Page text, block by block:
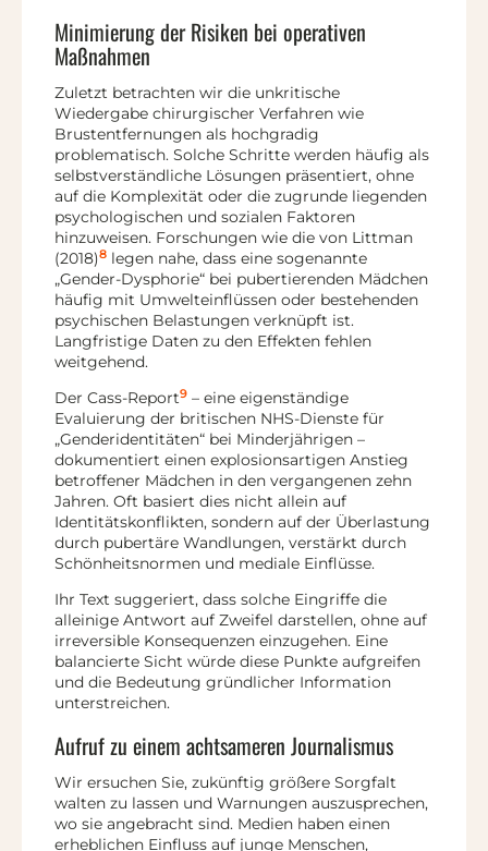
Minimierung der Risiken bei operativen
Maßnahmen
Zuletzt betrachten wir die unkritische
Wiedergabe chirurgischer Verfahren wie
Brustentfernungen als hochgradig
problematisch. Solche Schritte werden häufig als
selbstverständliche Lösungen präsentiert, ohne
auf die Komplexität oder die zugrunde liegenden
psychologischen und sozialen Faktoren
hinzuweisen. Forschungen wie die von Littman
(2018)8 legen nahe, dass eine sogenannte
„Gender-Dysphorie“ bei pubertierenden Mädchen
häufig mit Umwelteinflüssen oder bestehenden
psychischen Belastungen verknüpft ist.
Langfristige Daten zu den Effekten fehlen
weitgehend.
Der Cass-Report9 – eine eigenständige
Evaluierung der britischen NHS-Dienste für
„Genderidentitäten“ bei Minderjährigen –
dokumentiert einen explosionsartigen Anstieg
betroffener Mädchen in den vergangenen zehn
Jahren. Oft basiert dies nicht allein auf
Identitätskonflikten, sondern auf der Überlastung
durch pubertäre Wandlungen, verstärkt durch
Schönheitsnormen und mediale Einflüsse.
Ihr Text suggeriert, dass solche Eingriffe die
alleinige Antwort auf Zweifel darstellen, ohne auf
irreversible Konsequenzen einzugehen. Eine
balancierte Sicht würde diese Punkte aufgreifen
und die Bedeutung gründlicher Information
unterstreichen.
Aufruf zu einem achtsameren Journalismus
Wir ersuchen Sie, zukünftig größere Sorgfalt
walten zu lassen und Warnungen auszusprechen,
wo sie angebracht sind. Medien haben einen
erheblichen Einfluss auf junge Menschen,